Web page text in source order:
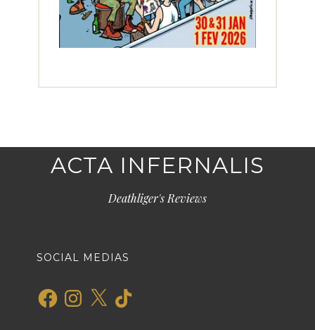
ACTA INFERNALIS
Deathliger's Reviews
SOCIAL MEDIAS
FacebookInstagram
X TikTok